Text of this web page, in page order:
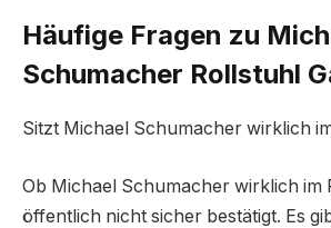
Häufige Fragen zu
Schumacher Rollstuhl
Sitzt Michael Schumacher wirklich
Ob Michael Schumacher wirklich im
öffentlich nicht sicher bestätigt. Es